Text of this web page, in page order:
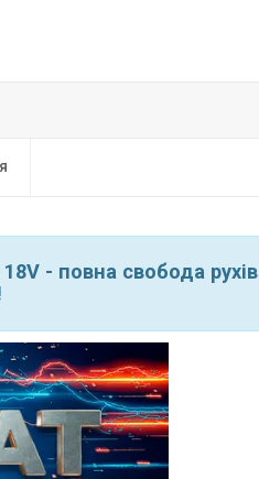
- повна свобода рухів